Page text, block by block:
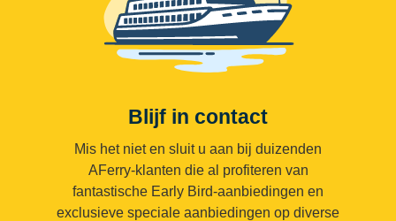
Blijf in contact
Mis het niet en sluit u aan bij duizenden
AFerry-klanten die al profiteren van
fantastische Early Bird-aanbiedingen en
exclusieve speciale aanbiedingen op diverse